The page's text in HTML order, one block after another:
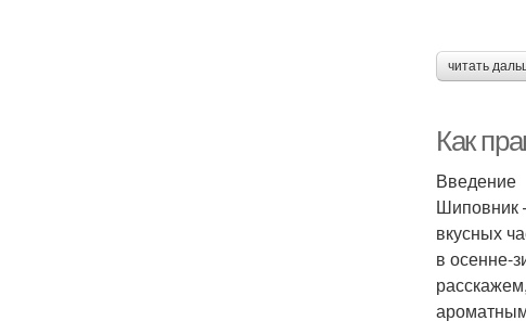
читать
Как
Введение
Шиповник
вкусных
в осенне-